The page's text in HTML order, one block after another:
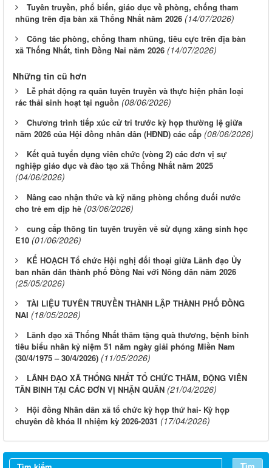
Tuyên truyền, phổ biến, giáo dục về phòng, chống tham
nhũng trên địa bàn xã Thống Nhất năm 2026 (14/07/2026)
Công tác phòng, chống tham nhũng, tiêu cực trên địa bàn
xã Thống Nhất, tỉnh Đồng Nai năm 2026 (14/07/2026)
Những tin cũ hơn
Lễ phát động ra quân tuyên truyền và thực hiện phân loại
rác thải sinh hoạt tại nguồn (08/06/2026)
Chương trình tiếp xúc cử tri trước kỳ họp thường lệ giữa
năm 2026 của Hội đồng nhân dân (HĐND) các cấp (08/06/2026)
Kết quả tuyển dụng viên chức (vòng 2) các đơn vị sự
nghiệp giáo dục và đào tạo xã Thống Nhất năm 2025
(04/06/2026)
Nâng cao nhận thức và kỹ năng phòng chống đuối nước
cho trẻ em dịp hè (03/06/2026)
cung cấp thông tin tuyên truyền về sử dụng xăng sinh học
E10 (01/06/2026)
KẾ HOẠCH Tổ chức Hội nghị đối thoại giữa Lãnh đạo Ủy
ban nhân dân thành phố Đồng Nai với Nông dân năm 2026
(25/05/2026)
TÀI LIỆU TUYÊN TRUYỀN THÀNH LẬP THÀNH PHỐ ĐỒNG
NAI (18/05/2026)
Lãnh đạo xã Thống Nhất thăm tặng quà thương, bệnh binh
tiêu biểu nhân kỷ niệm 51 năm ngày giải phóng Miền Nam
(30/4/1975 – 30/4/2026) (11/05/2026)
LÃNH ĐẠO XÃ THỐNG NHẤT TỔ CHỨC THĂM, ĐỘNG VIÊN
TÂN BINH TẠI CÁC ĐƠN VỊ NHẬN QUÂN (21/04/2026)
Hội đồng Nhân dân xã tổ chức kỳ họp thứ hai- Kỳ họp
chuyên đề khóa II nhiệm kỳ 2026-2031 (17/04/2026)
Tìm